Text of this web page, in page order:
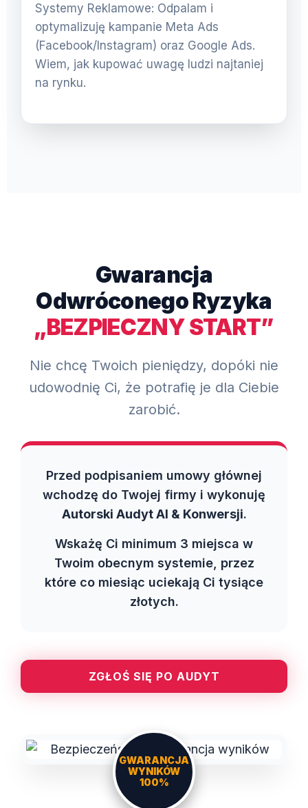
Systemy Reklamowe: Odpalam i
optymalizuję kampanie Meta Ads
(Facebook/Instagram) oraz Google Ads.
Wiem, jak kupować uwagę ludzi najtaniej
na rynku.
Gwarancja
Odwróconego Ryzyka
„BEZPIECZNY START”
Nie chcę Twoich pieniędzy, dopóki nie
udowodnię Ci, że potrafię je dla Ciebie
zarobić.
Przed podpisaniem umowy głównej
wchodzę do Twojej firmy i wykonuję
Autorski Audyt AI & Konwersji.
Wskażę Ci minimum 3 miejsca w
Twoim obecnym systemie, przez
które co miesiąc uciekają Ci tysiące
złotych.
ZGŁOŚ SIĘ PO AUDYT
GWARANCJA
WYNIKÓW
100%